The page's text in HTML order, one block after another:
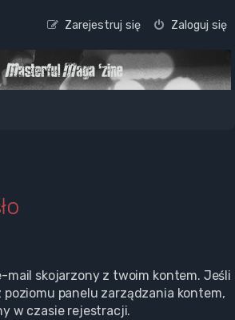
Zaloguj się
Zarejestruj się
mail skojarzony z twoim kontem. Jeśli
poziomu panelu zarządzania kontem,
w czasie rejestracji.